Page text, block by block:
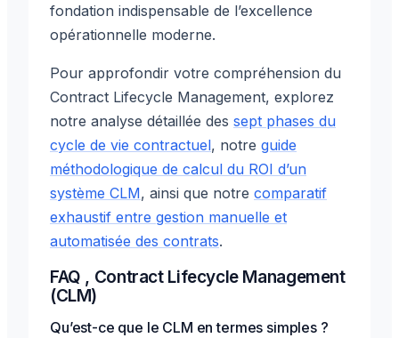
fondation indispensable de l’excellence
opérationnelle moderne.
Pour approfondir votre compréhension du
Contract Lifecycle Management, explorez
notre analyse détaillée des sept phases du
cycle de vie contractuel, notre guide
méthodologique de calcul du ROI d’un
système CLM, ainsi que notre comparatif
exhaustif entre gestion manuelle et
automatisée des contrats.
FAQ , Contract Lifecycle Management
(CLM)
Qu’est-ce que le CLM en termes simples ?